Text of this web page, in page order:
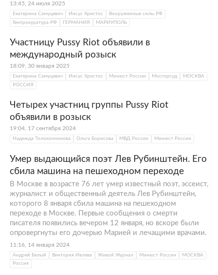
13:45, 24 июля 2025
Екатерина Самуцевич Иисус Христос
Вооруженные силы РФ
Генпрокуратура РФ
ГЕРМАНИЯ МАРИУПОЛЬ
Участницу Pussy Riot объявили в
международный розыск
18:09, 30 января 2025
Екатерина Самуцевич Иисус Христос Минюст России Мосгорсуд
МОСКВА
РОССИЯ
Четырех участниц группы Pussy Riot
объявили в розыск
19:04, 17 сентября 2024
Надежда Толоконникова Ольга Борисова МВД России Минюст России
Умер выдающийся поэт Лев Рубинштейн. Его
сбила машина на пешеходном переходе
В Москве в возрасте 76 лет умер известный поэт, эссеист,
журналист и общественный деятель Лев Рубинштейн,
которого 8 января сбила машина на пешеходном
переходе в Москве. Первые сообщения о смерти
писателя появились вечером 12 января, но вскоре были
опровергнуты его дочерью Марией и лечащими врачами.
11:16, 14 января 2024
Андрей Белый Виктория Ивлева Живой Журнал Минюст России
МОСКВА
Россия